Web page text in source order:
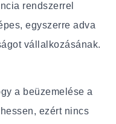
rendszerrel
egyszerre adva
vállalkozásának.
a beüzemelése a
ezért nincs